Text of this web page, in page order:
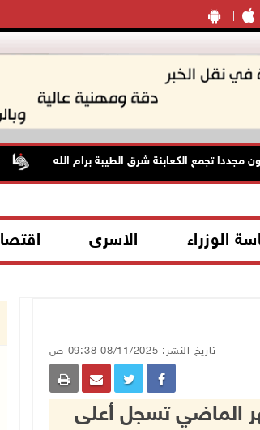
تجمع الكعابنة شرق الطيبة برام الله
الوزراء الاسرى
تاريخ النشر: 08/11/2025 09:38 ص
الماضي تسجل أعلى